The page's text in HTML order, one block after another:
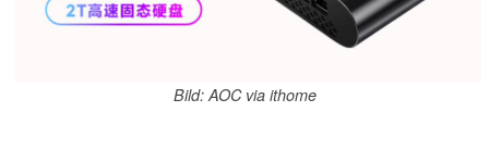
Bild: AOC via ithome